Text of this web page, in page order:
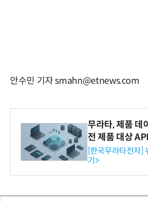
안수민 기자 smahn@etnews.com
무라타, 제품 데
전 제품 대상
공…73개 제품
확대
[한국무라타전자]
기>